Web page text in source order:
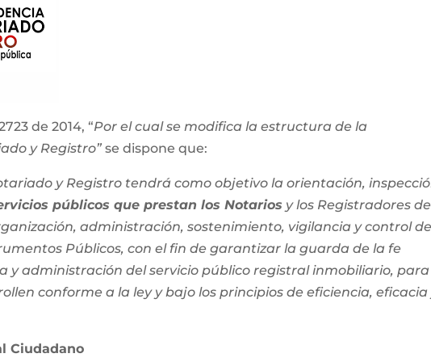
de 2014, “Por el cual se modifica la estructura de la
y Registro” se dispone que:
y Registro tendrá como objetivo la orientación,
públicos que prestan los Notarios y los Registradores de
administración, sostenimiento, vigilancia y control
Públicos, con el fin de garantizar la guarda de la fe
y administración del servicio público registral inmobiliario, para
conforme a la ley y bajo los principios de eficiencia, eficacia
Ciudadano